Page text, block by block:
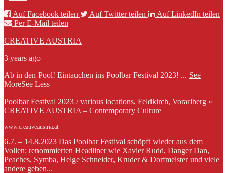
Auf Facebook teilen
Auf Twitter teilen
Auf LinkedIn teilen
Per E-Mail teilen
CREATIVE AUSTRIA
3 years ago
Ab in den Pool! Eintauchen ins Poolbar Festival 2023! ... See
MoreSee Less
Poolbar Festival 2023 / various locations, Feldkirch, Vorarlberg »
CREATIVE AUSTRIA – Contemporary Culture
www.creativeaustria.at
6.7. – 14.8.2023 Das Poolbar Festival schöpft wieder aus dem
Vollen: renommierten Headliner wie Xavier Rudd, Danger Dan,
Peaches, Symba, Helge Schneider, Kruder & Dorfmeister und viele
andere geben...